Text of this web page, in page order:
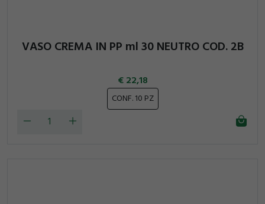
VASO CREMA IN PP ml 30 NEUTRO COD. 2B
22,18
CONF. 10 PZ